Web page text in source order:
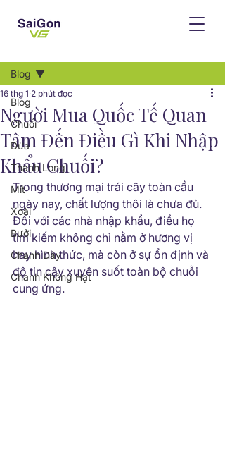
Blog
Chuối
Dừa
Thanh Long
Mít
Xoài
Bưởi
Chanh Dây
Chanh Không Hạt
Blog
Người Mua Quốc Tế Quan
Tâm Đến Điều Gì Khi Nhập
Khẩu Chuối?
16 thg 1 2 phút đọc
Trong thương mại trái cây toàn cầu
ngày nay, chất lượng thôi là chưa đủ.
Đối với các nhà nhập khẩu, điều họ
tìm kiếm không chỉ nằm ở hương vị
hay hình thức, mà còn ở sự ổn định và
độ tin cậy xuyên suốt toàn bộ chuỗi
cung ứng.